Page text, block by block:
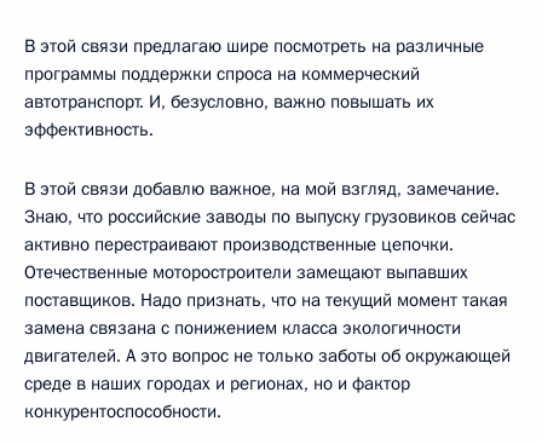
В этой связи предлагаю шире посмотреть на различные
программы поддержки спроса на коммерческий
автотранспорт. И, безусловно, важно повышать их
эффективность.
В этой связи добавлю важное, на мой взгляд, замечание.
Знаю, что российские заводы по выпуску грузовиков сейчас
активно перестраивают производственные цепочки.
Отечественные моторостроители замещают выпавших
поставщиков. Надо признать, что на текущий момент такая
замена связана с понижением класса экологичности
двигателей. А это вопрос не только заботы об окружающей
среде в наших городах и регионах, но и фактор
конкурентоспособности.